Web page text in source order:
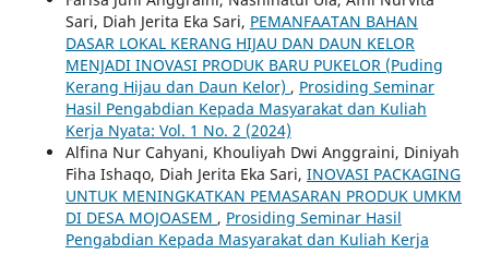
Sari, Diah Jerita Eka Sari, PEMANFAATAN BAHAN
DASAR LOKAL KERANG HIJAU DAN DAUN KELOR
MENJADI INOVASI PRODUK BARU PUKELOR (Puding
Kerang Hijau dan Daun Kelor) , Prosiding Seminar
Hasil Pengabdian Kepada Masyarakat dan Kuliah
Kerja Nyata: Vol. 1 No. 2 (2024)
Alfina Nur Cahyani, Khouliyah Dwi Anggraini, Diniyah
Fiha Ishaqo, Diah Jerita Eka Sari, INOVASI PACKAGING
UNTUK MENINGKATKAN PEMASARAN PRODUK UMKM
DI DESA MOJOASEM , Prosiding Seminar Hasil
Pengabdian Kepada Masyarakat dan Kuliah Kerja